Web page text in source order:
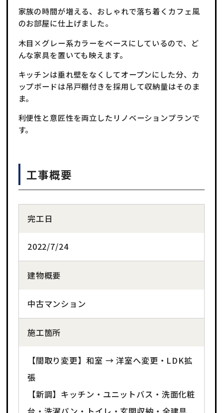
家族の時間が増える、おしゃれで落ち着くカフェ風
のお部屋に仕上げました。
木目×グレー系カラーをベースにしているので、ど
んな家具を置いても映えます。
キッチンは垂れ壁をなくしてオープンにした分、カ
ップボードは吊戸棚付きを採用して収納量はそのま
ま。
利便性と意匠性を両立したリノベーションプランで
す。
工事概要
完工日
2022/7/24
建物概要
中古マンション
施工箇所
【間取り変更】和室 → 洋室へ変更・LDK拡
張
【新調】キッチン・ユニットバス・洗面化粧